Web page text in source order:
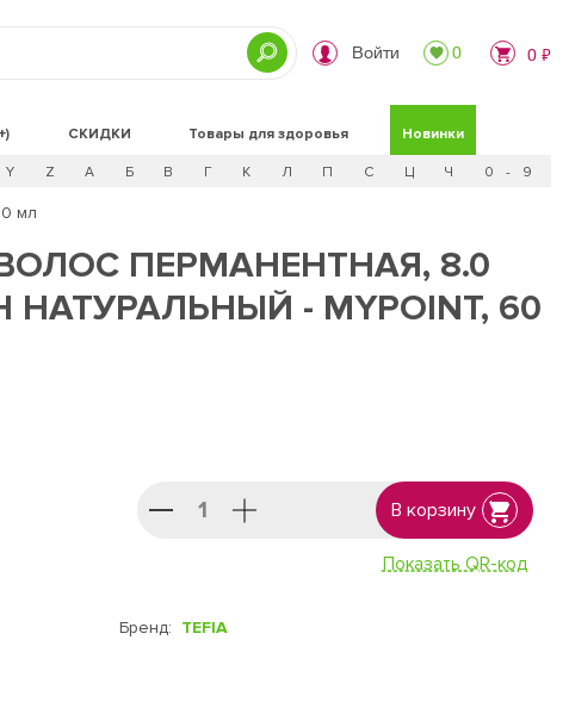
Войти 0 0 ₽
СКИДКИ Новинки
Товары для здоровья
Y Z А Б В Г К Л П С Ц Ч 0 - 9
мл
ПЕРМАНЕНТНАЯ, 8.0
- MYPOINT, 60
В корзину
Показать QR-код
Бренд: TEFIA